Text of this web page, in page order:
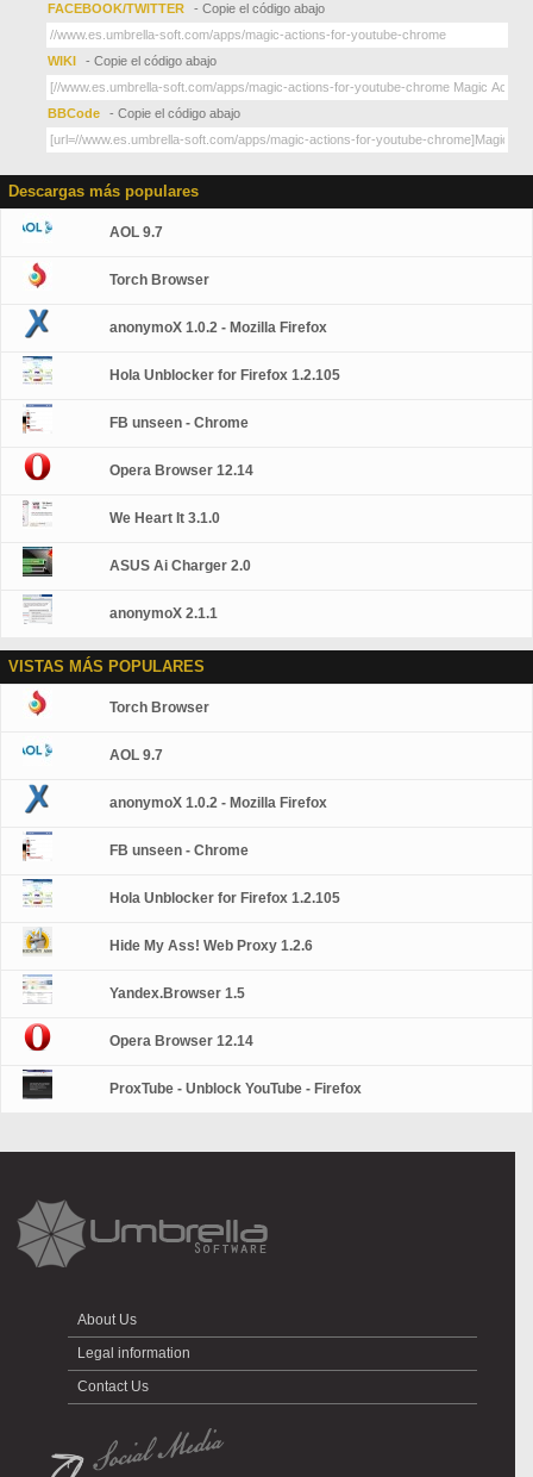
FACEBOOK/TWITTER - Copie el código abajo
WIKI - Copie el código abajo
BBCode - Copie el código abajo
Descargas más populares
AOL 9.7
Torch Browser
anonymoX 1.0.2 - Mozilla Firefox
Hola Unblocker for Firefox 1.2.105
FB unseen - Chrome
Opera Browser 12.14
We Heart It 3.1.0
ASUS Ai Charger 2.0
anonymoX 2.1.1
VISTAS MÁS POPULARES
Torch Browser
AOL 9.7
anonymoX 1.0.2 - Mozilla Firefox
FB unseen - Chrome
Hola Unblocker for Firefox 1.2.105
Hide My Ass! Web Proxy 1.2.6
Yandex.Browser 1.5
Opera Browser 12.14
ProxTube - Unblock YouTube - Firefox
About Us
Legal information
Contact Us